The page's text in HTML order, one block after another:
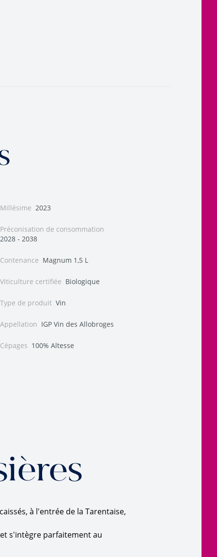
Millésime 2023
Préconisation de consommation
2028 - 2038
Contenance Magnum 1,5 L
Viticulture certifiée Biologique
Type de produit Vin
Appellation IGP Vin des Allobroges
Cépages 100% Altesse
à l'entrée de la Tarentaise,
s'intègre parfaitement au